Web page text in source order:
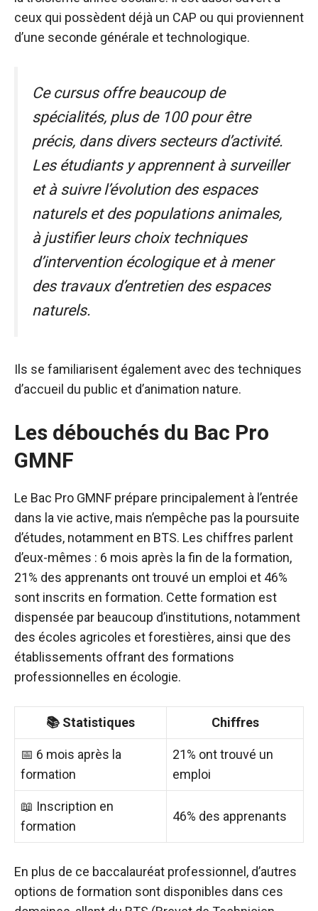
ceux qui possèdent déjà un CAP ou qui proviennent
d’une seconde générale et technologique.
Ce cursus offre beaucoup de
spécialités, plus de 100 pour être
précis, dans divers secteurs d’activité.
Les étudiants y apprennent à surveiller
et à suivre l’évolution des espaces
naturels et des populations animales,
à justifier leurs choix techniques
d’intervention écologique et à mener
des travaux d’entretien des espaces
naturels.
Ils se familiarisent également avec des techniques
d’accueil du public et d’animation nature.
Les débouchés du Bac Pro
GMNF
Le Bac Pro GMNF prépare principalement à l’entrée
dans la vie active, mais n’empêche pas la poursuite
d’études, notamment en BTS. Les chiffres parlent
d’eux-mêmes : 6 mois après la fin de la formation,
21% des apprenants ont trouvé un emploi et 46%
sont inscrits en formation. Cette formation est
dispensée par beaucoup d’institutions, notamment
des écoles agricoles et forestières, ainsi que des
établissements offrant des formations
professionnelles en écologie.
📚 Statistiques Chiffres
📅 6 mois après la
formation
21% ont trouvé un
emploi
📖 Inscription en
formation
46% des apprenants
En plus de ce baccalauréat professionnel, d’autres
options de formation sont disponibles dans ces